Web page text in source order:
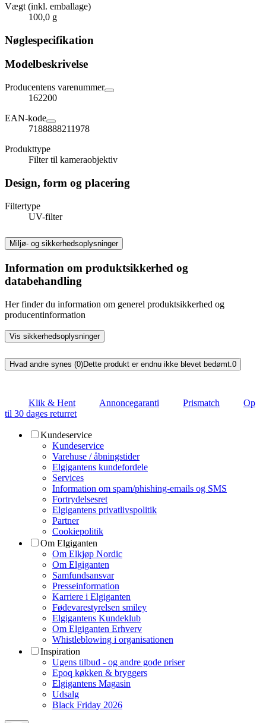
Vægt (inkl. emballage)
100,0 g
Nøglespecifikation
Modelbeskrivelse
Producentens varenummer
162200
EAN-kode
7188888211978
Produkttype
Filter til kameraobjektiv
Design, form og placering
Filtertype
UV-filter
Miljø- og sikkerhedsoplysninger
Information om produktsikkerhed og
databehandling
Her finder du information om generel produktsikkerhed og
producentinformation
Vis sikkerhedsoplysninger
Hvad andre synes (0)Dette produkt er endnu ikke blevet bedømt. 0
Klik & Hent Annoncegaranti Prismatch
Op
til 30 dages returret
Kundeservice
Kundeservice
Varehuse / åbningstider
Elgigantens kundefordele
Services
Information om spam/phishing-emails og SMS
Fortrydelsesret
Elgigantens privatlivspolitik
Partner
Cookiepolitik
Om Elgiganten
Om Elkjøp Nordic
Om Elgiganten
Samfundsansvar
Presseinformation
Karriere i Elgiganten
Fødevarestyrelsen smiley
Elgigantens Kundeklub
Om Elgiganten Erhverv
Whistleblowing i organisationen
Inspiration
Ugens tilbud - og andre gode priser
Epoq køkken & bryggers
Elgigantens Magasin
Udsalg
Black Friday 2026